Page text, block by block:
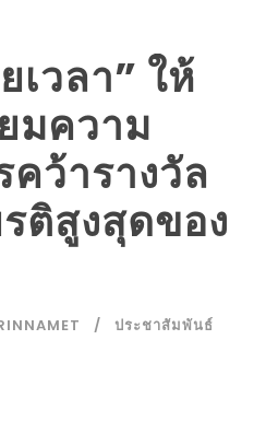
เวลา” ให้
มความ
ว้ารางวัล
ติสูงสุดของ
ประชาสัมพันธ์